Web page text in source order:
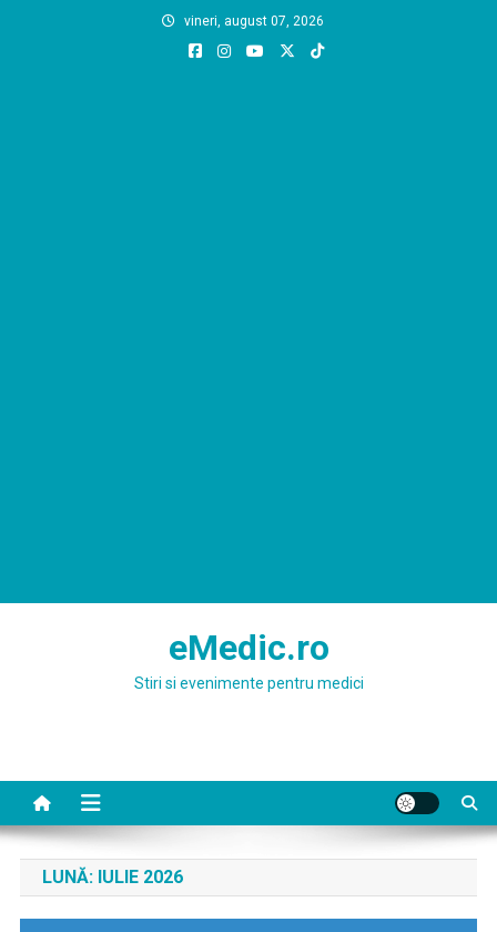
vineri, august 07, 2026
eMedic.ro
Stiri si evenimente pentru medici
LUNĂ: IULIE 2026